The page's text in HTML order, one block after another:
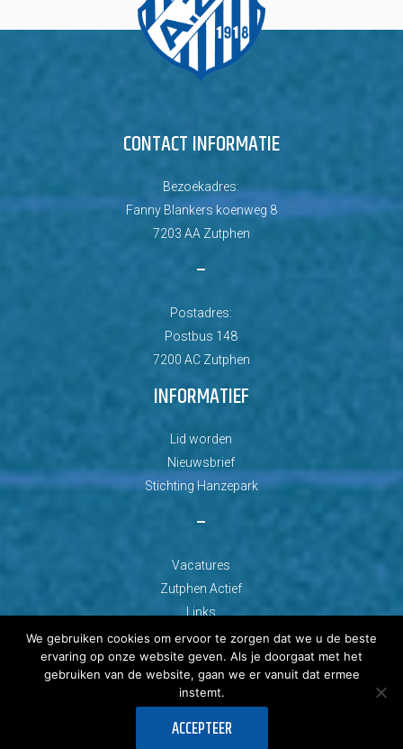
CONTACT INFORMATIE
Bezoekadres:
Fanny Blankers koenweg 8
7203 AA Zutphen
–
Postadres:
Postbus 148
7200 AC Zutphen
INFORMATIEF
Lid worden
Nieuwsbrief
Stichting Hanzepark
–
Vacatures
Zutphen Actief
Links
© Copyright 2026 AZC Zutphen
Ontwikkeld door: Best4u Group B.V.
We gebruiken cookies om ervoor te zorgen dat we u de beste
ervaring op onze website geven. Als je doorgaat met het
gebruiken van de website, gaan we er vanuit dat ermee
instemt.
ACCEPTEER